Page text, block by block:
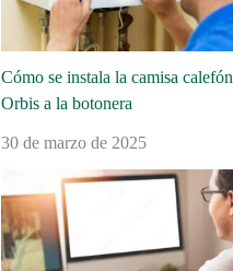
Cómo se instala la camisa calefón
Orbis a la botonera
30 de marzo de 2025